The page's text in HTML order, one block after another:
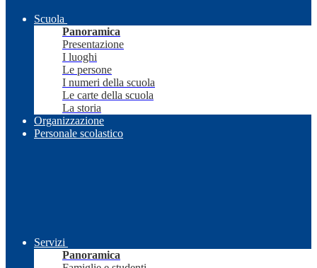
Scuola
Panoramica
Presentazione
I luoghi
Le persone
I numeri della scuola
Le carte della scuola
La storia
Organizzazione
Personale scolastico
Servizi
Panoramica